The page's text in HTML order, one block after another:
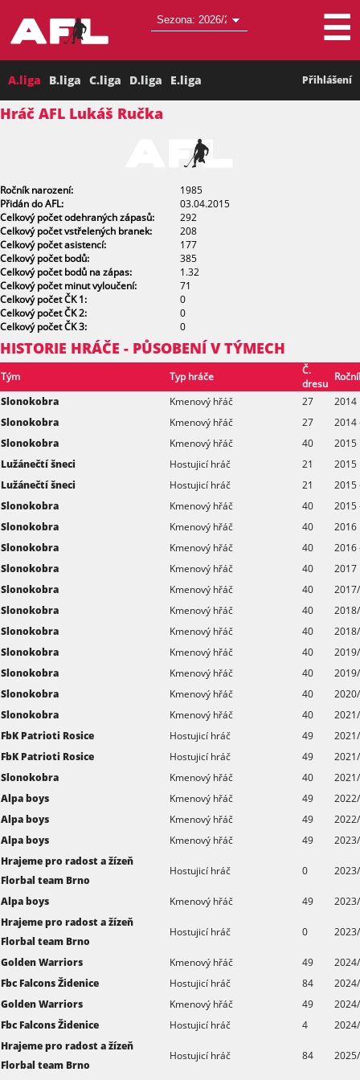
☰
A.liga B.liga C.liga D.liga E.liga Přihlášení
Hráč AFL Lukáš Ručka
Ročník narození:
1985
Přidán do AFL:
03.04.2015
Celkový počet odehraných zápasů:
292
Celkový počet vstřelených branek:
208
Celkový počet asistencí:
177
Celkový počet bodů:
385
Celkový počet bodů na zápas:
1.32
Celkový počet minut vyloučení:
71
Celkový počet ČK 1:
0
Celkový počet ČK 2:
0
Celkový počet ČK 3:
0
HISTORIE HRÁČE - PŮSOBENÍ V TÝMECH
Tým Typ hráče
Č.
dresu
Slonokobra
Kmenový hřáč 27
2014
Slonokobra
Kmenový hřáč 27
2014
Slonokobra
Kmenový hřáč 40
2015
Lužánečtí šneci
Hostujicí hráč 21
2015
Lužánečtí šneci
Hostujicí hráč 21
2015
Slonokobra
Kmenový hřáč 40
2015
Slonokobra
Kmenový hřáč 40
2016
Slonokobra
Kmenový hřáč 40
2016
Slonokobra
Kmenový hřáč 40
2017
Slonokobra
Kmenový hřáč 40
Slonokobra
Kmenový hřáč 40
Slonokobra
Kmenový hřáč 40
Slonokobra
Kmenový hřáč 40
Slonokobra
Kmenový hřáč 40
Slonokobra
Kmenový hřáč 40
Slonokobra
Kmenový hřáč 40
FbK Patrioti Rosice
Hostujicí hráč 49
FbK Patrioti Rosice
Hostujicí hráč 49
Slonokobra
Kmenový hřáč 40
Alpa boys
Kmenový hřáč 49
Alpa boys
Kmenový hřáč 49
Alpa boys
Kmenový hřáč 49
Hrajeme pro radost a žízeň
Florbal team Brno
Hostujicí hráč 0
Alpa boys Kmenový hřáč 49
Hrajeme pro radost a žízeň
Florbal team Brno
Hostujicí hráč 0
Golden Warriors Kmenový hřáč 49
Fbc Falcons Židenice
Hostujicí hráč 84
Golden Warriors
Kmenový hřáč 49
Fbc Falcons Židenice
Hostujicí hráč 4
Hrajeme pro radost a žízeň
Florbal team Brno
Hostujicí hráč 84